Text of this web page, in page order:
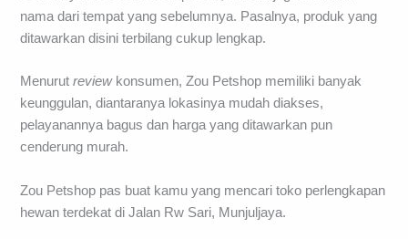
nama dari tempat yang sebelumnya. Pasalnya, produk yang
ditawarkan disini terbilang cukup lengkap.
Menurutreviewkonsumen, Zou Petshop memiliki banyak
keunggulan, diantaranya lokasinya mudah diakses,
pelayanannya bagus dan harga yang ditawarkan pun
cenderung murah.
Zou Petshop pas buat kamu yang mencari toko perlengkapan
hewan terdekat di Jalan Rw Sari, Munjuljaya.